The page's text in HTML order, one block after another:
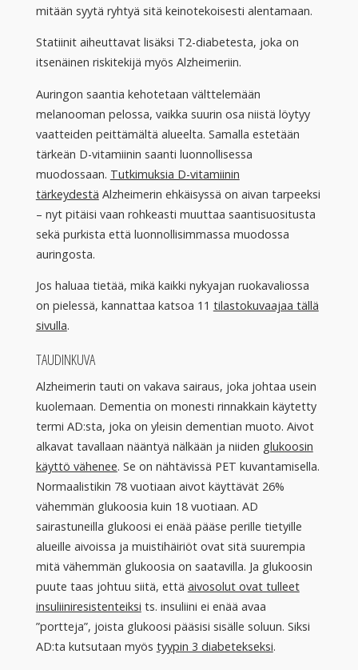
mitään syytä ryhtyä sitä keinotekoisesti alentamaan.
Statiinit aiheuttavat lisäksi T2-diabetesta, joka on
itsenäinen riskitekijä myös Alzheimeriin.
Auringon saantia kehotetaan välttelemään
melanooman pelossa, vaikka suurin osa niistä löytyy
vaatteiden peittämältä alueelta. Samalla estetään
tärkeän D-vitamiinin saanti luonnollisessa
muodossaan. Tutkimuksia D-vitamiinin
tärkeydestä Alzheimerin ehkäisyssä on aivan tarpeeksi
– nyt pitäisi vaan rohkeasti muuttaa saantisuositusta
sekä purkista että luonnollisimmassa muodossa
auringosta.
Jos haluaa tietää, mikä kaikki nykyajan ruokavaliossa
on pielessä, kannattaa katsoa 11 tilastokuvaajaa tällä
sivulla.
TAUDINKUVA
Alzheimerin tauti on vakava sairaus, joka johtaa usein
kuolemaan. Dementia on monesti rinnakkain käytetty
termi AD:sta, joka on yleisin dementian muoto. Aivot
alkavat tavallaan nääntyä nälkään ja niiden glukoosin
käyttö vähenee. Se on nähtävissä PET kuvantamisella.
Normaalistikin 78 vuotiaan aivot käyttävät 26%
vähemmän glukoosia kuin 18 vuotiaan. AD
sairastuneilla glukoosi ei enää pääse perille tietyille
alueille aivoissa ja muistihäiriöt ovat sitä suurempia
mitä vähemmän glukoosia on saatavilla. Ja glukoosin
puute taas johtuu siitä, että aivosolut ovat tulleet
insuliiniresistenteiksi ts. insuliini ei enää avaa
”portteja”, joista glukoosi pääsisi sisälle soluun. Siksi
AD:ta kutsutaan myös tyypin 3 diabetekseksi.